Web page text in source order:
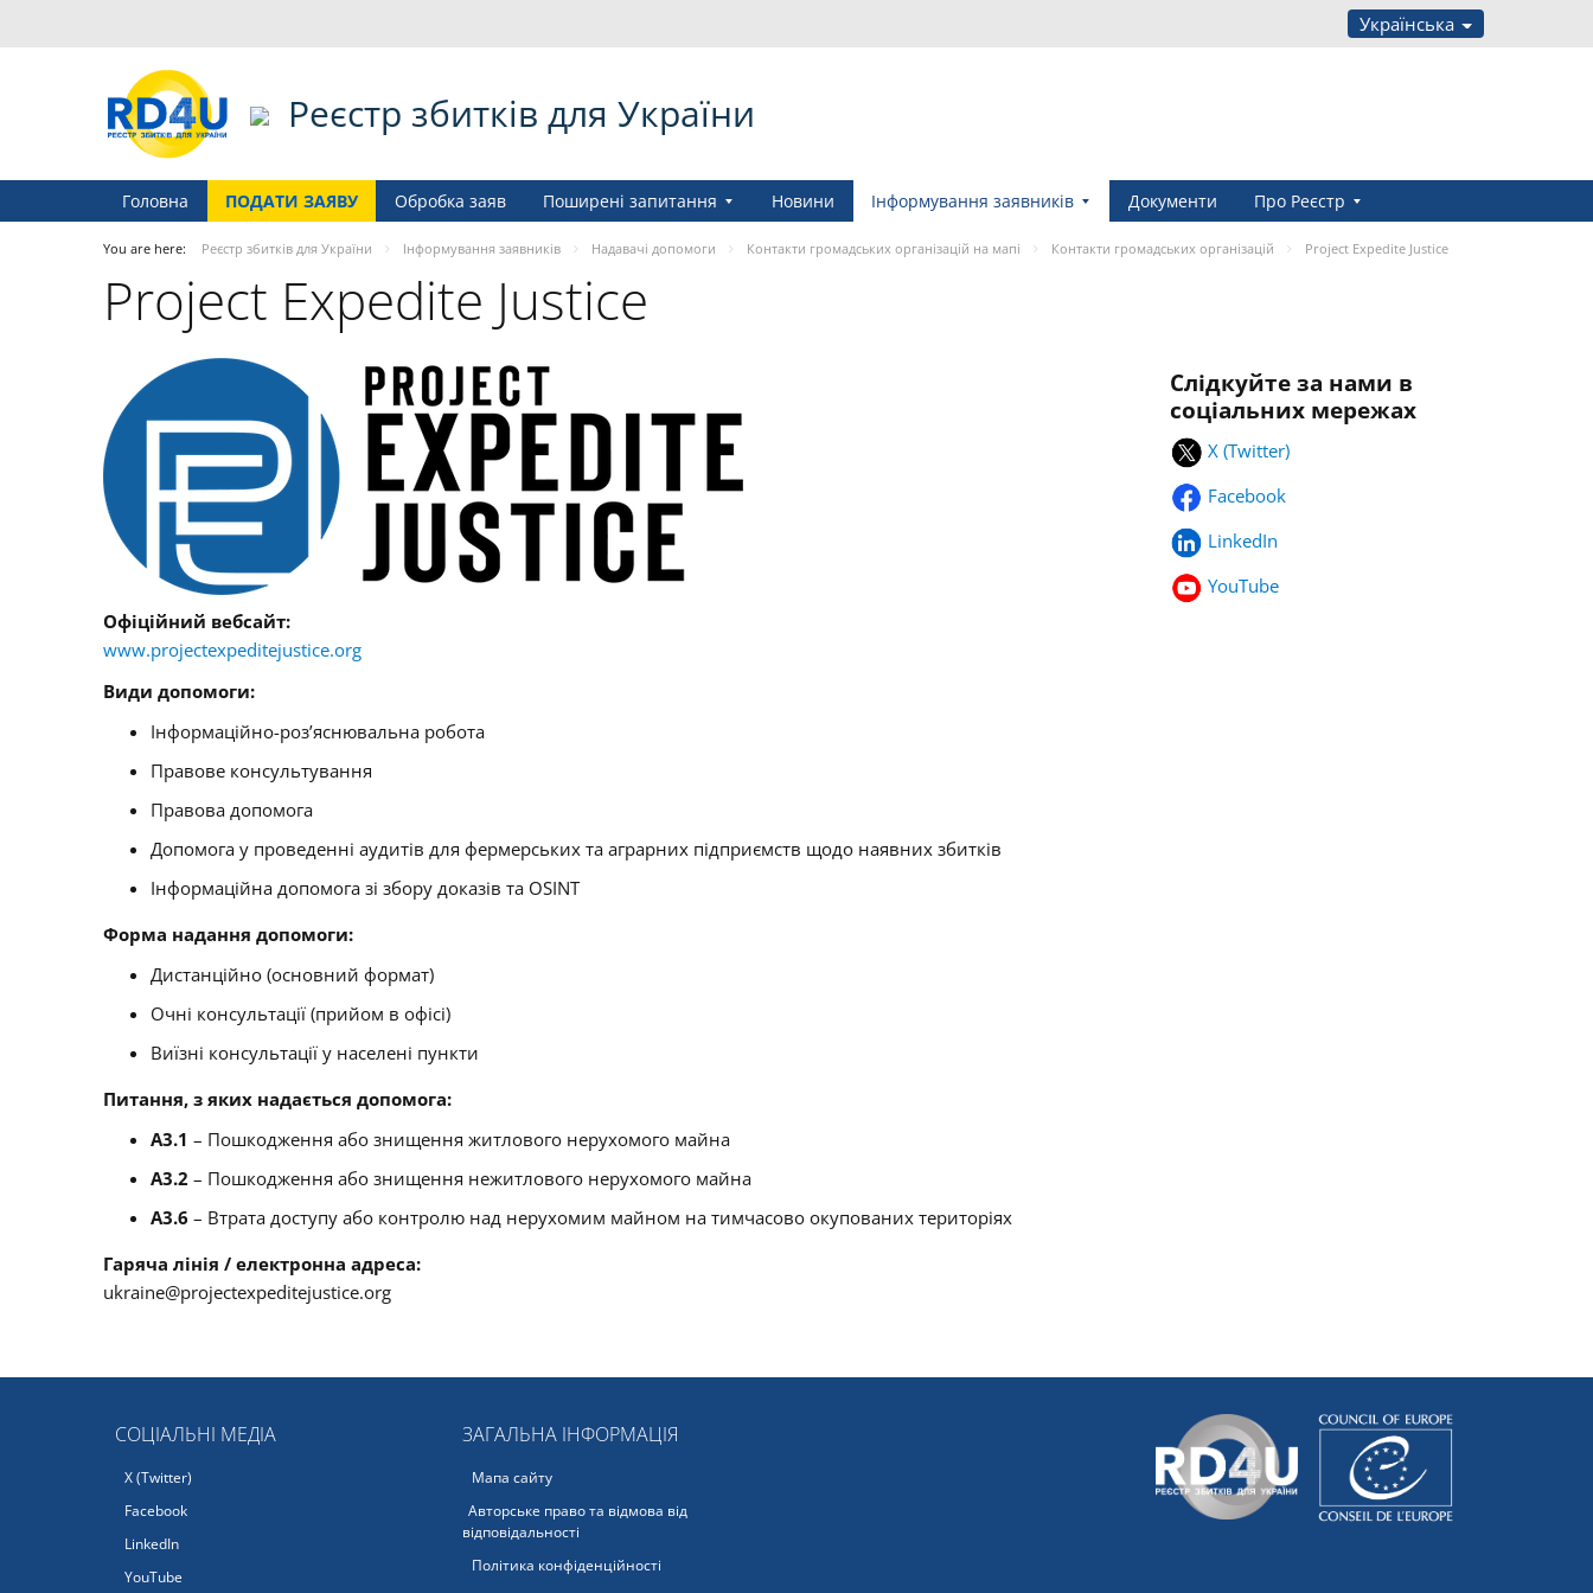
Українська
Реєстр збитків для України
Головна ПОДАТИ ЗАЯВУ Обробка заяв Поширені запитання Новини Інформування заявників Документи Про Реєстр
You are here: Реєстр збитків для України Інформування заявників Надавачі допомоги Контакти громадських організацій на мапі Контакти громадських організацій Project Expedite Justice
Project Expedite Justice
Офіційний вебсайт:
www.projectexpeditejustice.org
Види допомоги:
Інформаційно-роз’яснювальна робота
Правове консультування
Правова допомога
Допомога у проведенні аудитів для фермерських та аграрних підприємств щодо наявних збитків
Інформаційна допомога зі збору доказів та OSINT
Форма надання допомоги:
Дистанційно (основний формат)
Очні консультації (прийом в офісі)
Виїзні консультації у населені пункти
Питання, з яких надається допомога:
A3.1 – Пошкодження або знищення житлового нерухомого майна
A3.2 – Пошкодження або знищення нежитлового нерухомого майна
A3.6 – Втрата доступу або контролю над нерухомим майном на тимчасово окупованих територіях
Гаряча лінія / електронна адреса:
ukraine@projectexpeditejustice.org
Слідкуйте за нами в
соціальних мережах
X (Twitter)
Facebook
LinkedIn
YouTube
СОЦІАЛЬНІ МЕДІА
X (Twitter)
Facebook
LinkedIn
YouTube
ЗАГАЛЬНА ІНФОРМАЦІЯ
Мапа сайту
Авторське право та відмова від
відповідальності
Політика конфіденційності